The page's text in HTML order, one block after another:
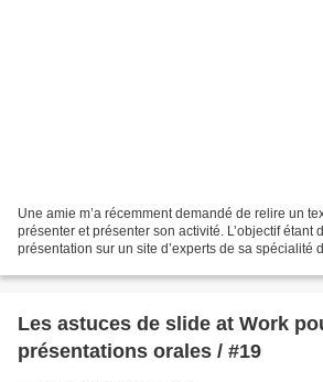
Une amie m’a récemment demandé de relire un
présenter et présenter son activité. L’objectif étant
présentation sur un site d’experts de sa spécialité
Les astuces de slide at Work
présentations orales / #19